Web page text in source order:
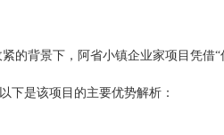
的背景下，阿省小镇企业家项目凭借
下是该项目的主要优势解析：